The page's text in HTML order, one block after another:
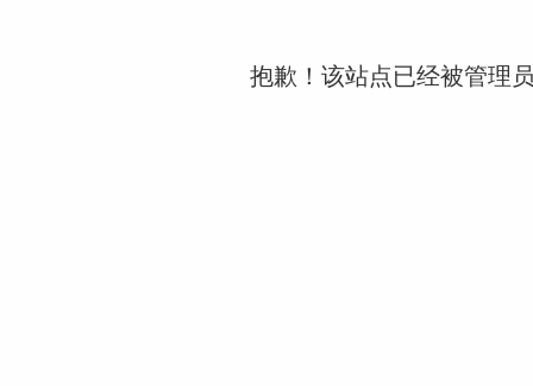
抱歉！该站点已经被管理